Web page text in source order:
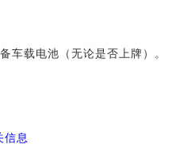
车载电池（无论是否上牌）。
信息